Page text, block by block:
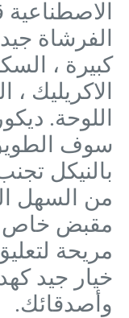
الفرشاة
كبيرة ،
الاكريليك
اللوحة.
سوف
بالنيكل
من السهل
مقبض خاص
مريحة
خيار جيد
وأصدقائك.